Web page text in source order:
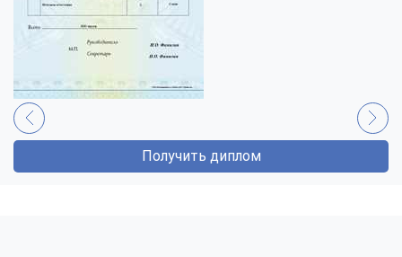
Получить диплом